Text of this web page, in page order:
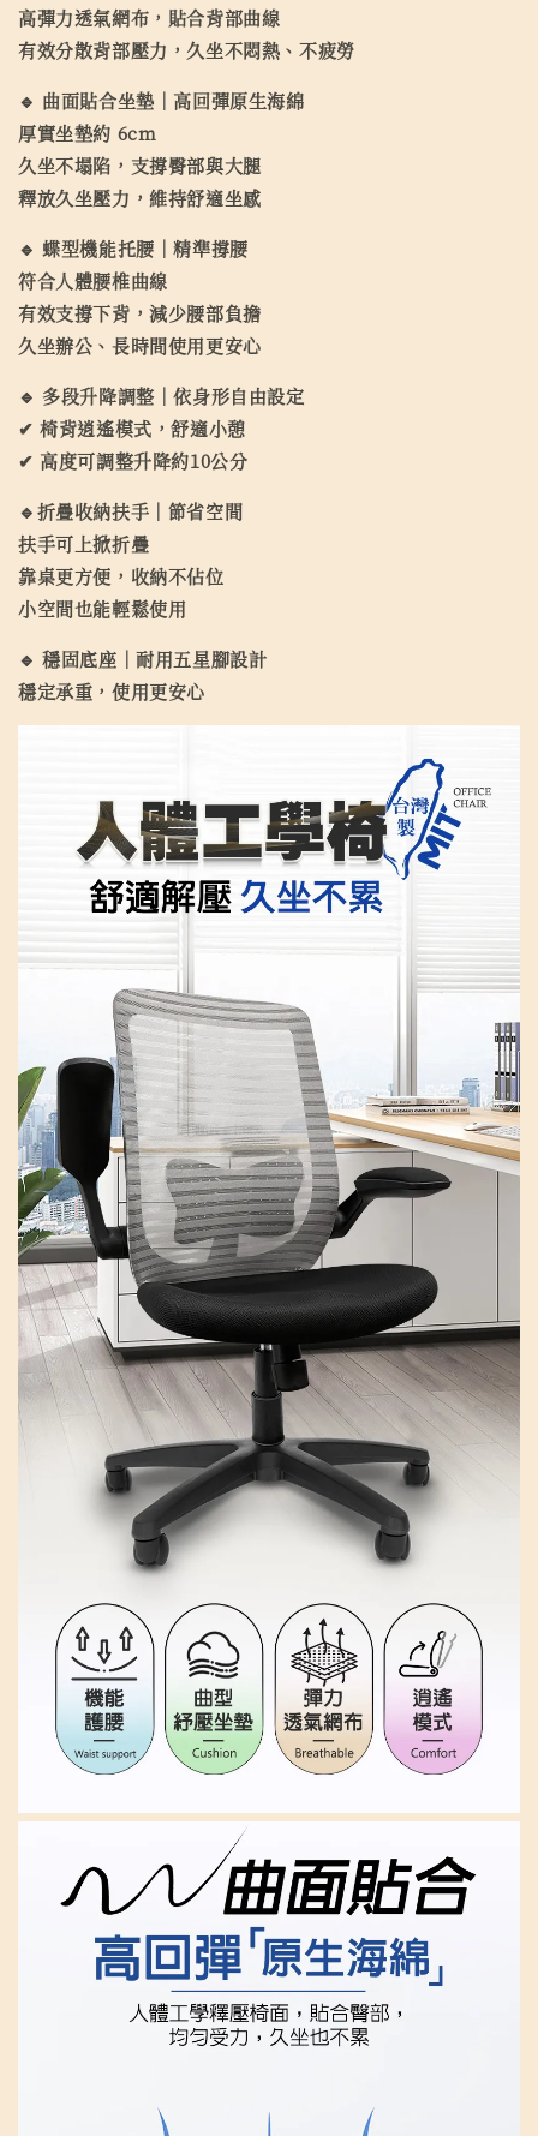
高彈力透氣網布，貼合背部曲線
有效分散背部壓力，久坐不悶熱、不疲勞
🔹 曲面貼合坐墊 ｜高回彈原生海綿
厚實坐墊約 6cm
久坐不塌陷，支撐臀部與大腿
釋放久坐壓力，維持舒適坐感
🔹 蝶型機能托腰 ｜精準撐腰
符合人體腰椎曲線
有效支撐下背，減少腰部負擔
久坐辦公、長時間使用更安心
🔹 多段升降調整｜依身形自由設定
✔ 椅背逍遙模式，舒適小憩
✔ 高度可調整升降約10公分
🔹折疊收納扶手｜節省空間
扶手可上掀折疊
靠桌更方便，收納不佔位
小空間也能輕鬆使用
🔹 穩固底座｜耐用五星腳設計
穩定承重，使用更安心